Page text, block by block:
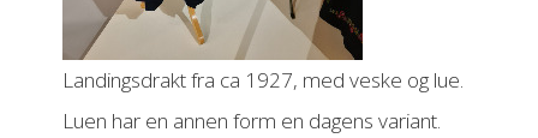
Landingsdrakt fra ca 1927, med veske og lue.
Luen har en annen form en dagens variant.